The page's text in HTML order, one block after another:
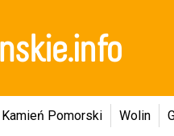
Kamień Pomorski Wolin